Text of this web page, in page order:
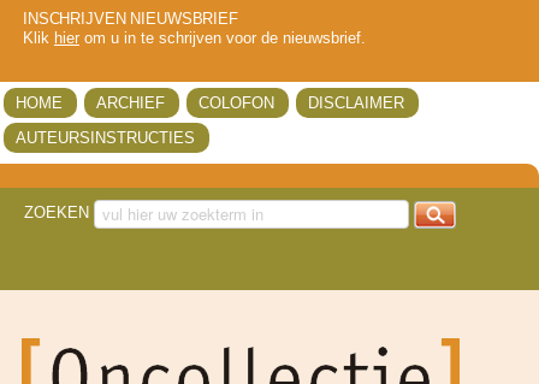
INSCHRIJVEN NIEUWSBRIEF
Klik hierom u in te schrijven voor de nieuwsbrief.
HOME ARCHIEF COLOFON
DISCLAIMER
AUTEURSINSTRUCTIES
ZOEKEN got